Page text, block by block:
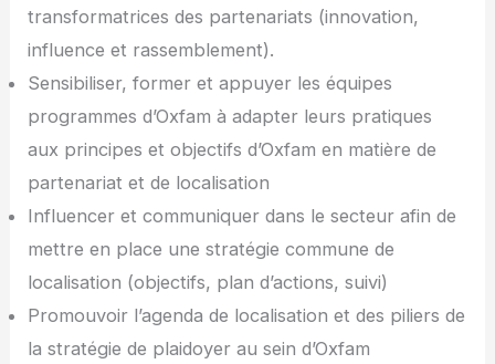
transformatrices des partenariats (innovation,
influence et rassemblement).
Sensibiliser, former et appuyer les équipes
programmes d’Oxfam à adapter leurs pratiques
aux principes et objectifs d’Oxfam en matière de
partenariat et de localisation
Influencer et communiquer dans le secteur afin de
mettre en place une stratégie commune de
localisation (objectifs, plan d’actions, suivi)
Promouvoir l’agenda de localisation et des piliers de
la stratégie de plaidoyer au sein d’Oxfam